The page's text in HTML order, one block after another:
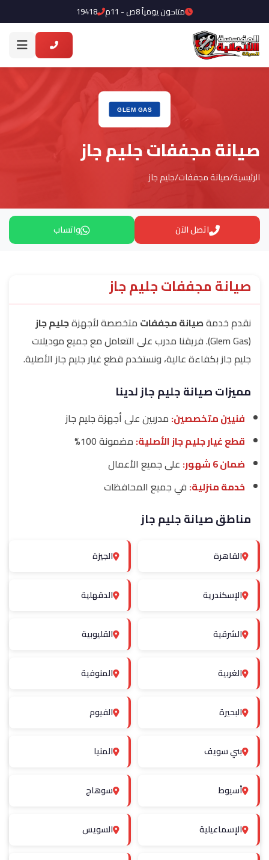
متاحون يومياً 8ص - 11م 19418
صيانة مجففات جليم جاز
الرئيسية/صيانة مجففات/جليم جاز
اتصل الآن واتساب
صيانة مجففات جليم جاز
نقدم خدمةصيانة مجففات متخصصة لأجهزةجليم جاز
(Glem Gas). فريقنا مدرب على التعامل مع جميع موديلات
جليم جاز بكفاءة عالية، ونستخدم قطع غيار جليم جاز الأصلية.
مميزات صيانة جليم جاز لدينا
فنيين متخصصين: مدربين على أجهزة جليم جاز
قطع غيار جليم جاز الأصلية: مضمونة 100%
ضمان 6 شهور:
على جميع الأعمال
خدمة منزلية: في جميع المحافظات
مناطق صيانة جليم جاز
القاهرة الجيزة
الإسكندرية الدقهلية
الشرقية القليوبية
الغربية المنوفية
البحيرة الفيوم
بني سويف المنيا
أسيوط سوهاج
الإسماعيلية السويس